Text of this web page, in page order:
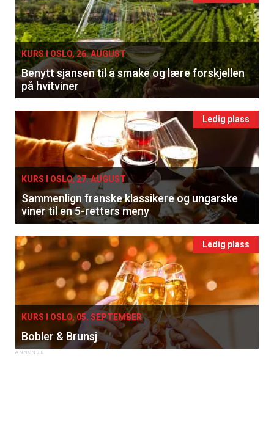
KURS I OSLO, 26. AUGUST
Benytt sjansen til å smake og lære forskjellen
på hvitviner
Ledig plass
KURS I OSLO, 27. AUGUST
Sammenlign franske klassikere og ungarske
viner til en 5-retters meny
Ledig plass
KURS I OSLO, 05. SEPTEMBER
Bobler & Brunsj